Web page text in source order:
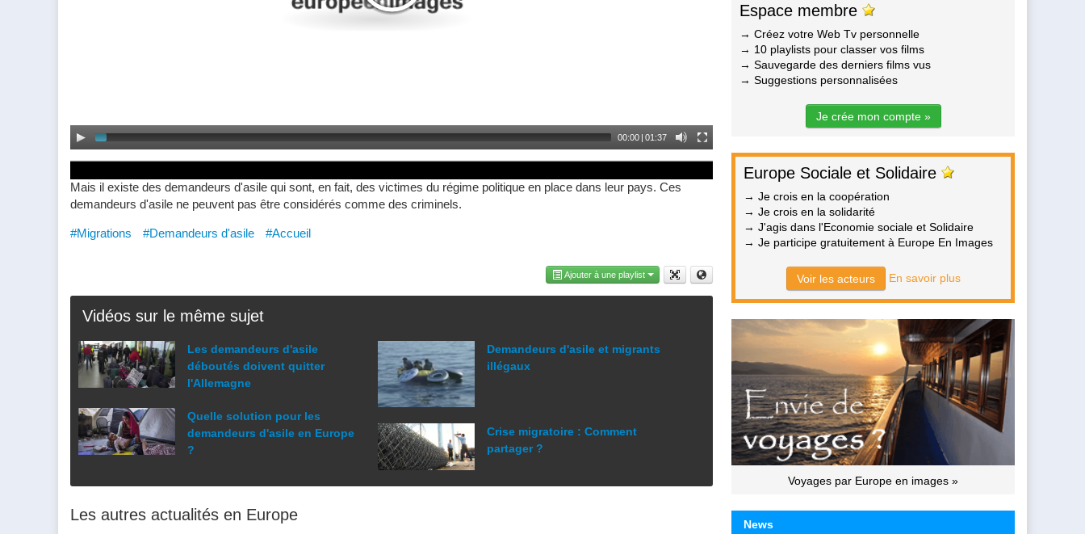
00:00 | 01:37
Mais il existe des demandeurs d'asile qui sont, en fait, des victimes du régime politique en place dans leur pays. Ces
demandeurs d'asile ne peuvent pas être considérés comme des criminels.
#Migrations #Demandeurs d'asile #Accueil
Ajouter à une playlist
Vidéos sur le même sujet
Les demandeurs d'asile
déboutés doivent quitter
l'Allemagne
Quelle solution pour les
demandeurs d'asile en Europe
?
Demandeurs d'asile et migrants
illégaux
Crise migratoire : Comment
partager ?
Les autres actualités en Europe
Espace membre
→ Créez votre Web Tv personnelle
→ 10 playlists pour classer vos films
→ Sauvegarde des derniers films vus
→ Suggestions personnalisées
Je crée mon compte »
Europe Sociale et Solidaire
→ Je crois en la coopération
→ Je crois en la solidarité
→ J'agis dans l'Economie sociale et Solidaire
→ Je participe gratuitement à Europe En Images
Voir les acteurs En savoir plus
Voyages par Europe en images »
News